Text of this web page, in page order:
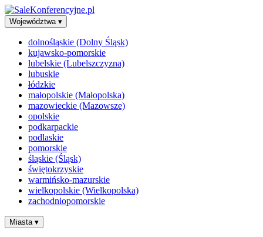
Województwa ▾
dolnośląskie (Dolny Śląsk)
kujawsko-pomorskie
lubelskie (Lubelszczyzna)
lubuskie
łódzkie
małopolskie (Małopolska)
mazowieckie (Mazowsze)
opolskie
podkarpackie
podlaskie
pomorskie
śląskie (Śląsk)
świętokrzyskie
warmińsko-mazurskie
wielkopolskie (Wielkopolska)
zachodniopomorskie
Miasta ▾